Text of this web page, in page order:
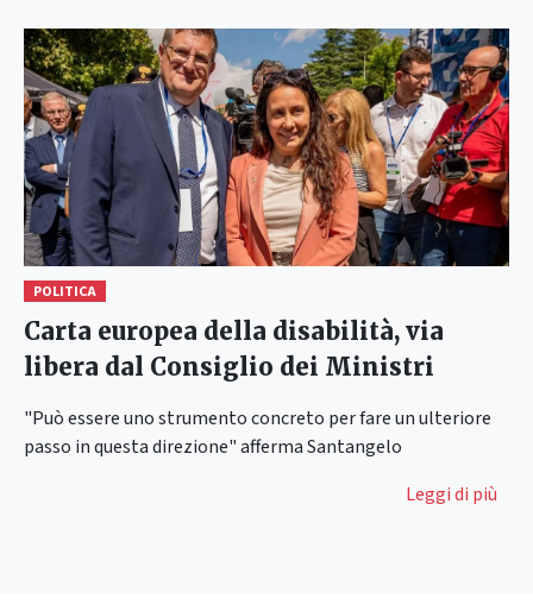
POLITICA
Carta europea della disabilità, via
libera dal Consiglio dei Ministri
"Può essere uno strumento concreto per fare un ulteriore
passo in questa direzione" afferma Santangelo
Leggi di più